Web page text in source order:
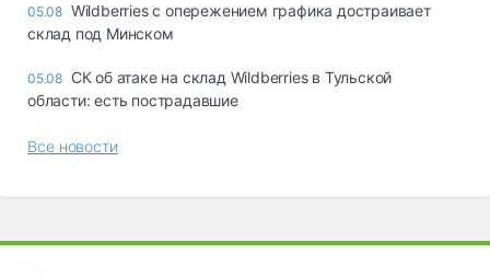
05.08 Wildberries с опережением графика достраивает
склад под Минском
05.08 СК об атаке на склад Wildberries в Тульской
области: есть пострадавшие
Все новости